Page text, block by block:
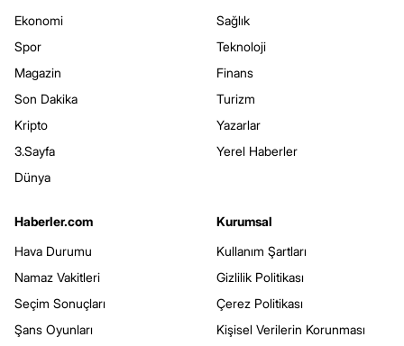
Ekonomi
Spor
Magazin
Son Dakika
Kripto
3.Sayfa
Dünya
Sağlık
Teknoloji
Finans
Turizm
Yazarlar
Yerel Haberler
Haberler.com
Hava Durumu
Namaz Vakitleri
Seçim Sonuçları
Şans Oyunları
Kurumsal
Kullanım Şartları
Gizlilik Politikası
Çerez Politikası
Kişisel Verilerin Korunması